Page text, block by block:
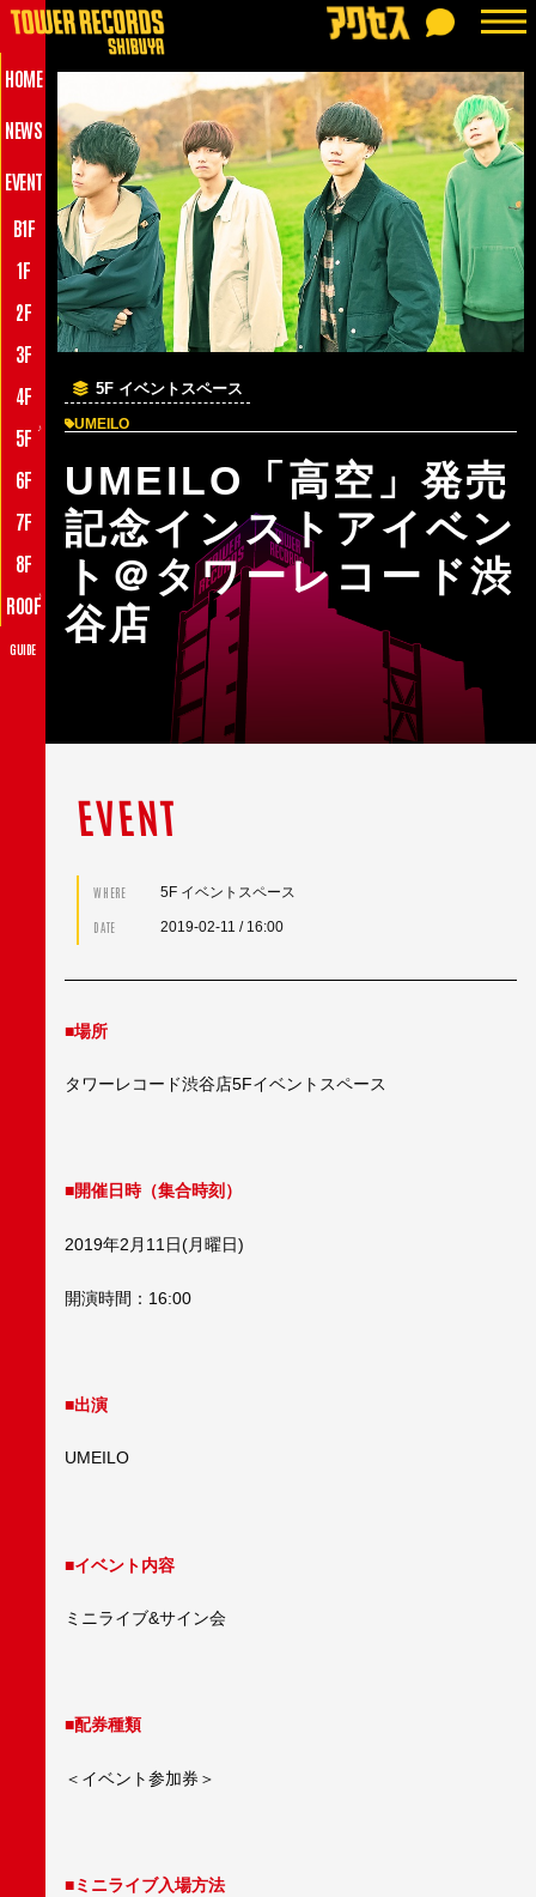
HOME
NEWS
EVENT
B1F
1F
2F
3F
4F
5F
♪
6F
7F
8F
ROOF♪
GUIDE
5F イベントスペース
UMEILO
UMEILO「高空」発売
記念インストアイベン
ト＠タワーレコード渋
谷店
EVENT
WHERE 5F イベントスペース
DATE 2019-02-11 / 16:00
■場所
タワーレコード渋谷店5Fイベントスペース
■開催日時（集合時刻）
2019年2月11日(月曜日)
開演時間：16:00
■出演
UMEILO
■イベント内容
ミニライブ&サイン会
■配券種類
＜イベント参加券＞
■ミニライブ入場方法